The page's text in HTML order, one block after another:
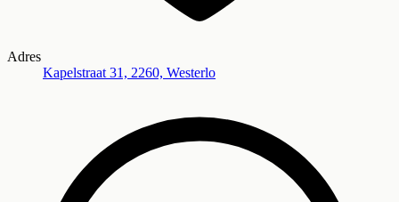
Adres
Kapelstraat 31, 2260, Westerlo